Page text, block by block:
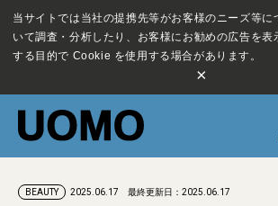
当サイトでは当社の提携先等がお客様のニーズ等に
いて調査・分析したり、お客様にお勧めの広告を表
する目的で Cookie を使用する場合があります。
×
BEAUTY 2025.06.17 最終更新日：2025.06.17